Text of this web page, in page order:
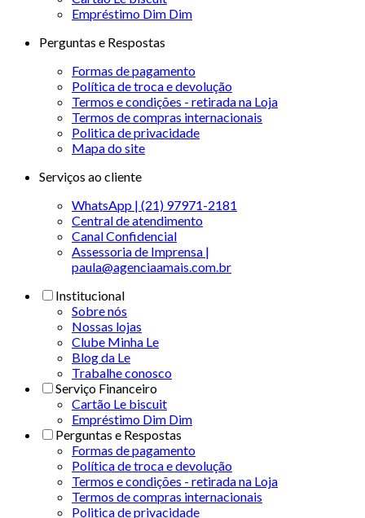
Empréstimo Dim Dim
Perguntas e Respostas
Formas de pagamento
Política de troca e devolução
Termos e condições - retirada na Loja
Termos de compras internacionais
Politica de privacidade
Mapa do site
Serviços ao cliente
WhatsApp | (21) 97971-2181
Central de atendimento
Canal Confidencial
Assessoria de Imprensa |
paula@agenciaamais.com.br
Institucional
Sobre nós
Nossas lojas
Clube Minha Le
Blog da Le
Trabalhe conosco
Serviço Financeiro
Cartão Le biscuit
Empréstimo Dim Dim
Perguntas e Respostas
Formas de pagamento
Política de troca e devolução
Termos e condições - retirada na Loja
Termos de compras internacionais
Politica de privacidade